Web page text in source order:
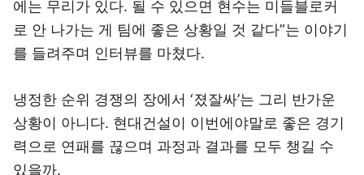
에는 무리가 있다. 될 수 있으면 현수는 미들블로커
로 안 나가는 게 팀에 좋은 상황일 것 같다”는 이야기
를 들려주며 인터뷰를 마쳤다.
냉정한 순위 경쟁의 장에서 ‘졌잘싸’는 그리 반가운
상황이 아니다. 현대건설이 이번에야말로 좋은 경기
력으로 연패를 끊으며 과정과 결과를 모두 챙길 수
있을까.